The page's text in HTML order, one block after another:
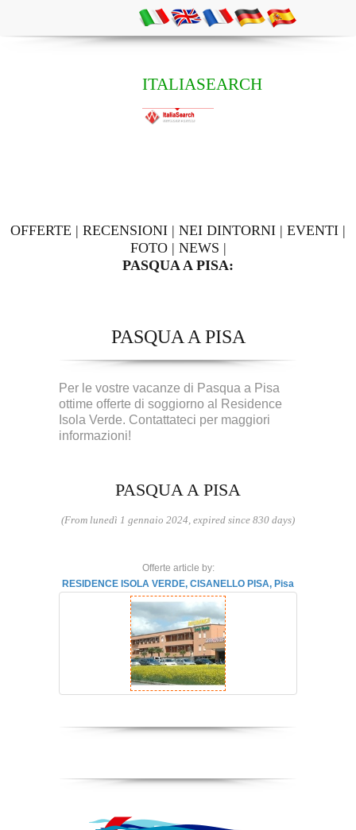
ITALIASEARCH
OFFERTE | RECENSIONI | NEI DINTORNI | EVENTI |
FOTO| NEWS |
PASQUA A PISA:
PASQUA A PISA
Per le vostre vacanze di Pasqua a Pisa
ottime offerte di soggiorno al Residence
Isola Verde. Contattateci per maggiori
informazioni!
PASQUA A PISA
(From lunedì 1 gennaio 2024, expired since 830 days)
Offerte article by:
RESIDENCE ISOLA VERDE, CISANELLO PISA, Pisa